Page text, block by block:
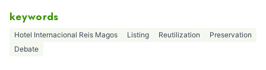
keywords
Hotel Internacional Reis Magos Listing Reutilization
Preservation
Debate